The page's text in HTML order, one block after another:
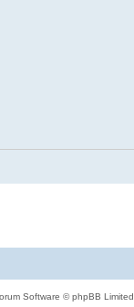
Software © phpBB Limited